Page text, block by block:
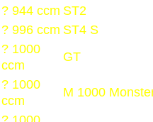
? 944 ccm ST2
? 996 ccm ST4 S
? 1000
ccm
GT
? 1000
ccm
M 1000